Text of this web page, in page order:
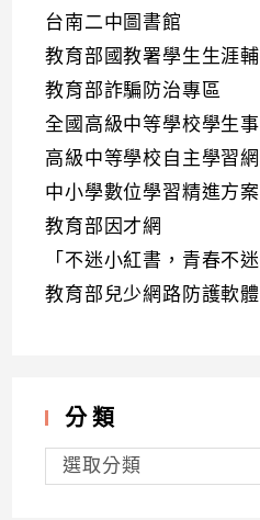
台南二中圖書館
教育部國教署學生生涯
教育部詐騙防治專區
全國高級中等學校學生
高級中等學校自主學習網
中小學數位學習精進方
教育部因才網
「不迷小紅書，青春不
教育部兒少網路防護軟
分類
分
類選取分類